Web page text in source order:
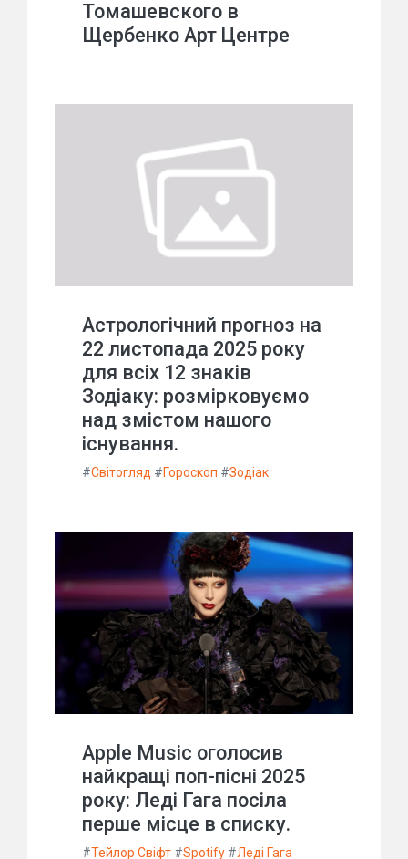
Томашевского в
Щербенко Арт Центре
Астрологічний прогноз на
22 листопада 2025 року
для всіх 12 знаків
Зодіаку: розмірковуємо
над змістом нашого
існування.
#Світогляд #Гороскоп #Зодіак
Apple Music оголосив
найкращі поп-пісні 2025
року: Леді Гага посіла
перше місце в списку.
#Тейлор Свіфт #Spotify #Леді Гага